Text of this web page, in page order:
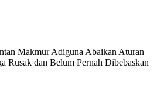
Makmur Adiguna Abaikan Aturan
Rusak dan Belum Pernah Dibebaskan